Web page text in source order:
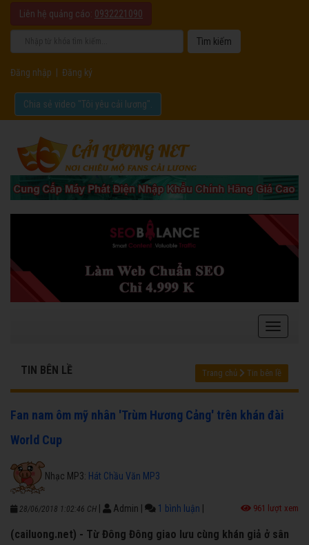
Liên hệ quảng cáo: 0932221090
Đăng nhập Đăng ký
Chia sẻ video "Tôi yêu cải lương".
TIN BÊN LỀ Trang chủ Tin bên lề
Fan nam ôm mỹ nhân 'Trùm Hương Cảng' trên khán đài
World Cup
Nhạc MP3: Hát Chầu Văn MP3
28/06/2018 1:02:46 CH Admin 1 bình luận 961 lượt xem
(cailuong.net) - Từ Đông Đông giao lưu cùng khán giả ở sân